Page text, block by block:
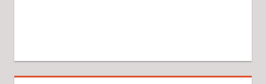
FOOTBALL
MANAGER